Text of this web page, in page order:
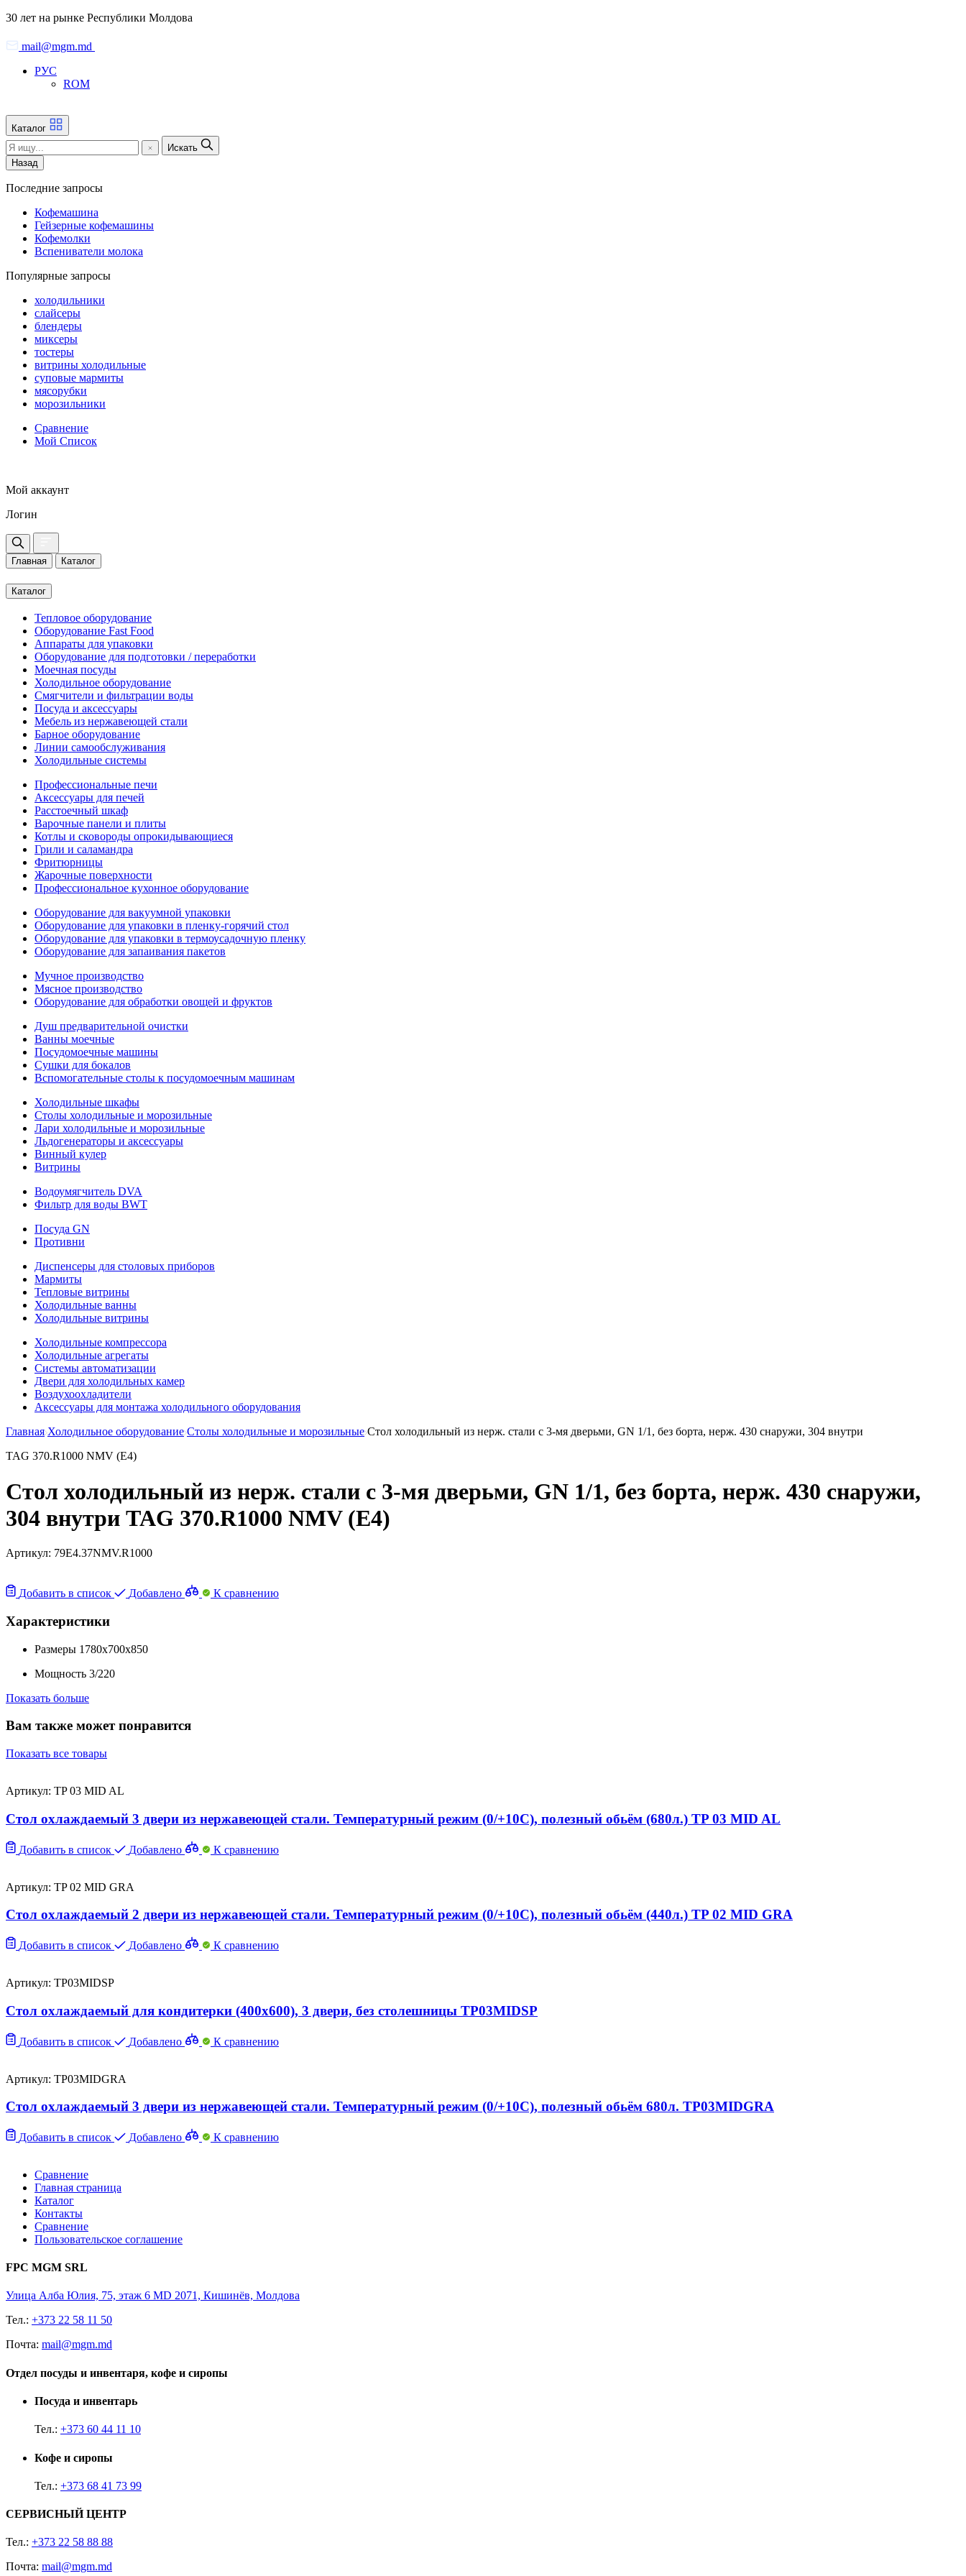
Skip
the
content
30 лет на рынке Республики Молдова
mail@mgm.md
РУС
ROM
Каталог
Искать
Назад
Последние запросы
Кофемашина
Гейзерные кофемашины
Кофемолки
Вспениватели молока
Популярные запросы
холодильники
слайсеры
блендеры
миксеры
тостеры
витрины холодильные
суповые мармиты
мясорубки
морозильники
Сравнение
Мой Список
Мой аккаунт
Логин
Главная Каталог
Каталог
Тепловое оборудование
Оборудование Fast Food
Аппараты для упаковки
Оборудование для подготовки / переработки
Моечная посуды
Холодильное оборудование
Смягчители и фильтрации воды
Посуда и аксессуары
Мебель из нержавеющей стали
Барное оборудование
Линии самообслуживания
Холодильные системы
Профессиональные печи
Аксессуары для печей
Расстоечный шкаф
Варочные панели и плиты
Котлы и сковороды опрокидывающиеся
Грили и саламандра
Фритюрницы
Жарочные поверхности
Профессиональное кухонное оборудование
Оборудование для вакуумной упаковки
Оборудование для упаковки в пленку-горячий стол
Оборудование для упаковки в термоусадочную пленку
Оборудование для запаивания пакетов
Мучное производство
Мясное производство
Оборудование для обработки овощей и фруктов
Душ предварительной очистки
Ванны моечные
Посудомоечные машины
Сушки для бокалов
Вспомогательные столы к посудомоечным машинам
Холодильные шкафы
Столы холодильные и морозильные
Лари холодильные и морозильные
Льдогенераторы и аксессуары
Винный кулер
Витрины
Водоумягчитель DVA
Фильтр для воды BWT
Посуда GN
Противни
Диспенсеры для столовых приборов
Мармиты
Тепловые витрины
Холодильные ванны
Холодильные витрины
Холодильные компрессора
Холодильные агрегаты
Системы автоматизации
Двери для холодильных камер
Воздухоохладители
Аксессуары для монтажа холодильного оборудования
Главная Холодильное оборудование Столы холодильные и морозильные Стол холодильный из нерж. стали с 3-мя дверьми, GN 1/1, без борта, нерж. 430 снаружи, 304 внутри
TAG 370.R1000 NMV (E4)
Стол холодильный из нерж. стали с 3-мя дверьми, GN 1/1, без борта, нерж. 430 снаружи,
304 внутри TAG 370.R1000 NMV (E4)
Артикул: 79E4.37NMV.R1000
Добавить в список Добавлено К сравнению
Характеристики
Размеры 1780x700x850
Мощность 3/220
Показать больше
Вам также может понравится
Показать все товары
Артикул: TP 03 MID AL
Стол охлаждаемый 3 двери из нержавеющей стали. Температурный режим (0/+10C), полезный обьём (680л.) TP 03 MID AL
Добавить в список Добавлено К сравнению
Артикул: TP 02 MID GRA
Стол охлаждаемый 2 двери из нержавеющей стали. Температурный режим (0/+10C), полезный обьём (440л.) TP 02 MID GRA
Добавить в список Добавлено К сравнению
Артикул: TP03MIDSP
Стол охлаждаемый для кондитерки (400х600), 3 двери, без столешницы TP03MIDSP
Добавить в список Добавлено К сравнению
Артикул: TP03MIDGRA
Стол охлаждаемый 3 двери из нержавеющей стали. Температурный режим (0/+10C), полезный обьём 680л. TP03MIDGRA
Добавить в список Добавлено К сравнению
Сравнение
Главная страница
Каталог
Контакты
Сравнение
Пользовательское соглашение
FPC MGM SRL
Улица Алба Юлия, 75, этаж 6 MD 2071, Кишинёв, Молдова
Тел.: +373 22 58 11 50
Почта: mail@mgm.md
Отдел посуды и инвентаря, кофе и сиропы
Посуда и инвентарь
Тел.: +373 60 44 11 10
Кофе и сиропы
Тел.: +373 68 41 73 99
СЕРВИСНЫЙ ЦЕНТР
Тел.: +373 22 58 88 88
Почта: mail@mgm.md